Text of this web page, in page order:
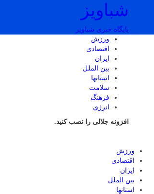
شباویز
پایگاه خبری شباویز
ورزش
اقتصادی
ایران
بین الملل
استانها
سلامت
فرهنگ
انرژی
افزونه جلالی را نصب کنید.
ورزش
اقتصادی
ایران
بین الملل
استانها